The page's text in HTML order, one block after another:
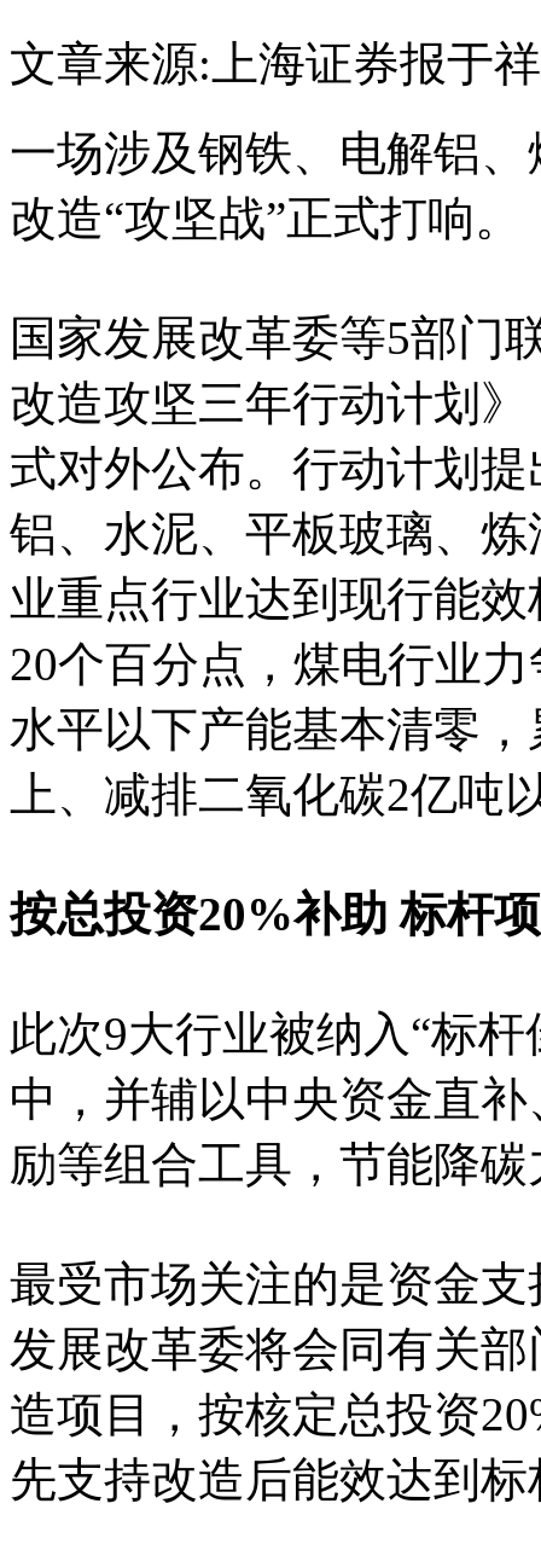
文章来源:上海证券报于
一场涉及钢铁、电解铝
改造“攻坚战”正式打响。
国家发展改革委等5部门
改造攻坚三年行动计划
式对外公布。行动计划
铝、水泥、平板玻璃、
业重点行业达到现行能
20个百分点，煤电行业
水平以下产能基本清零
上、减排二氧化碳2亿吨
按总投资20%补助 标杆
此次9大行业被纳入“标
中，并辅以中央资金直
励等组合工具，节能降
最受市场关注的是资金
发展改革委将会同有关
造项目，按核定总投资
先支持改造后能效达到